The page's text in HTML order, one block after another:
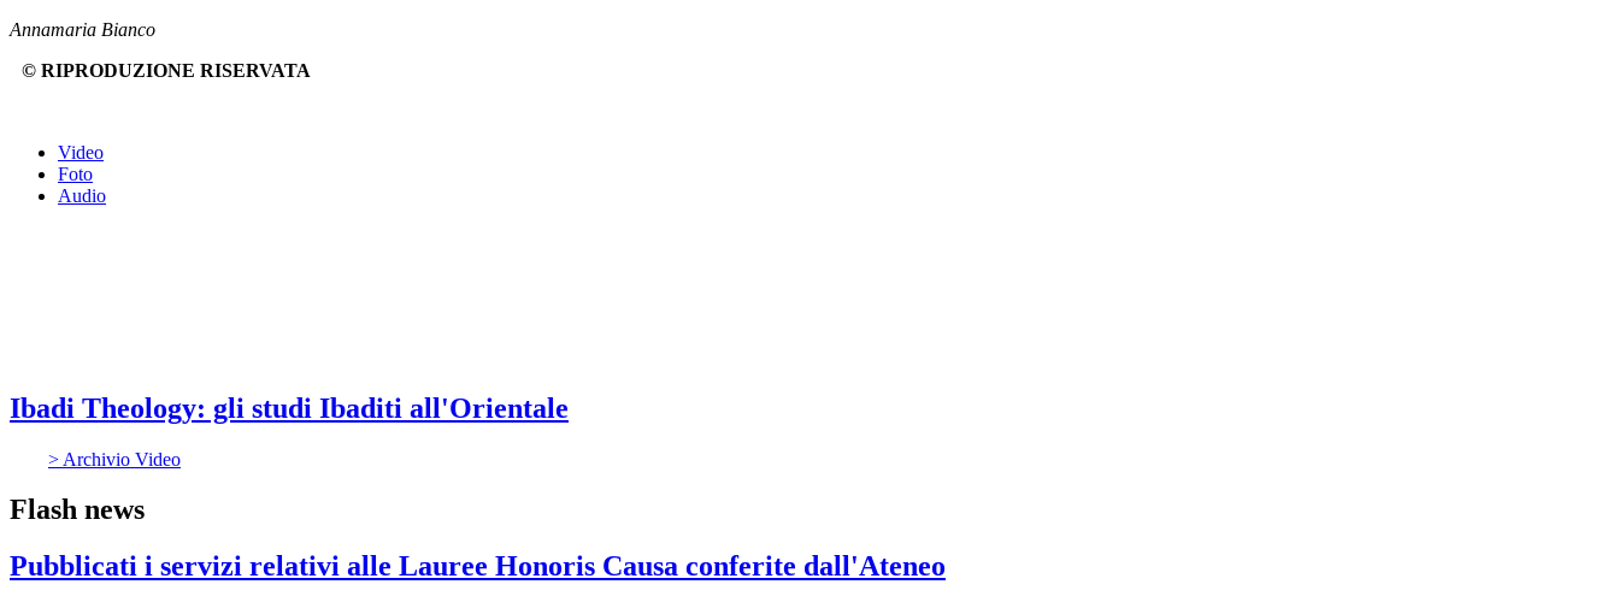
Annamaria Bianco
© RIPRODUZIONE RISERVATA
Video
Foto
Audio
Ibadi Theology: gli studi Ibaditi all'Orientale
> Archivio Video
Flash news
Pubblicati i servizi relativi alle Lauree Honoris Causa conferite dall'Ateneo